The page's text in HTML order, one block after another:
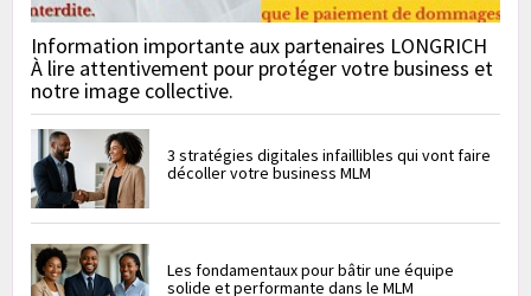
Information importante aux partenaires LONGRICH
À lire attentivement pour protéger votre business et
notre image collective.
3 stratégies digitales infaillibles qui vont faire
décoller votre business MLM
Les fondamentaux pour bâtir une équipe
solide et performante dans le MLM